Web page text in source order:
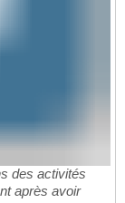
des activités
après avoir